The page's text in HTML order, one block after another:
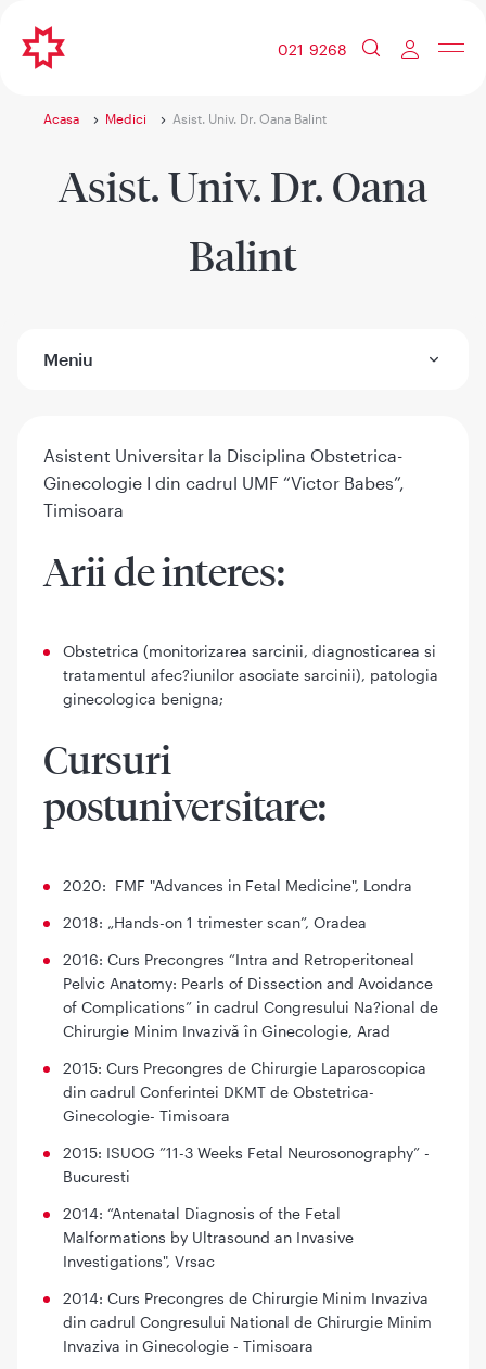
021 9268
Acasa Medici Asist. Univ. Dr. Oana Balint
Asist. Univ. Dr. Oana
Balint
Meniu
Asistent Universitar la Disciplina Obstetrica-
Ginecologie I din cadrul UMF “Victor Babes”,
Timisoara
Arii de interes:
Obstetrica (monitorizarea sarcinii, diagnosticarea si
tratamentul afec?iunilor asociate sarcinii), patologia
ginecologica benigna;
Cursuri
postuniversitare:
2020: FMF "Advances in Fetal Medicine", Londra
2018: „Hands-on 1 trimester scan”, Oradea
2016: Curs Precongres “Intra and Retroperitoneal
Pelvic Anatomy: Pearls of Dissection and Avoidance
of Complications” in cadrul Congresului Na?ional de
Chirurgie Minim Invazivă în Ginecologie, Arad
2015: Curs Precongres de Chirurgie Laparoscopica
din cadrul Conferintei DKMT de Obstetrica-
Ginecologie- Timisoara
2015: ISUOG ”11-3 Weeks Fetal Neurosonography” -
Bucuresti
2014: “Antenatal Diagnosis of the Fetal
Malformations by Ultrasound an Invasive
Investigations", Vrsac
2014: Curs Precongres de Chirurgie Minim Invaziva
din cadrul Congresului National de Chirurgie Minim
Invaziva in Ginecologie - Timisoara